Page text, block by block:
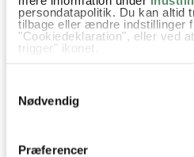
persondatapolitik. Du kan
tilbage eller ændre indstillinger
"Cookiedeklaration", eller ved
trigger" ikonet.
Indsamle præcise
der kan være nøjagtig
Identificere din enhed
Nødvendig
Præferencer